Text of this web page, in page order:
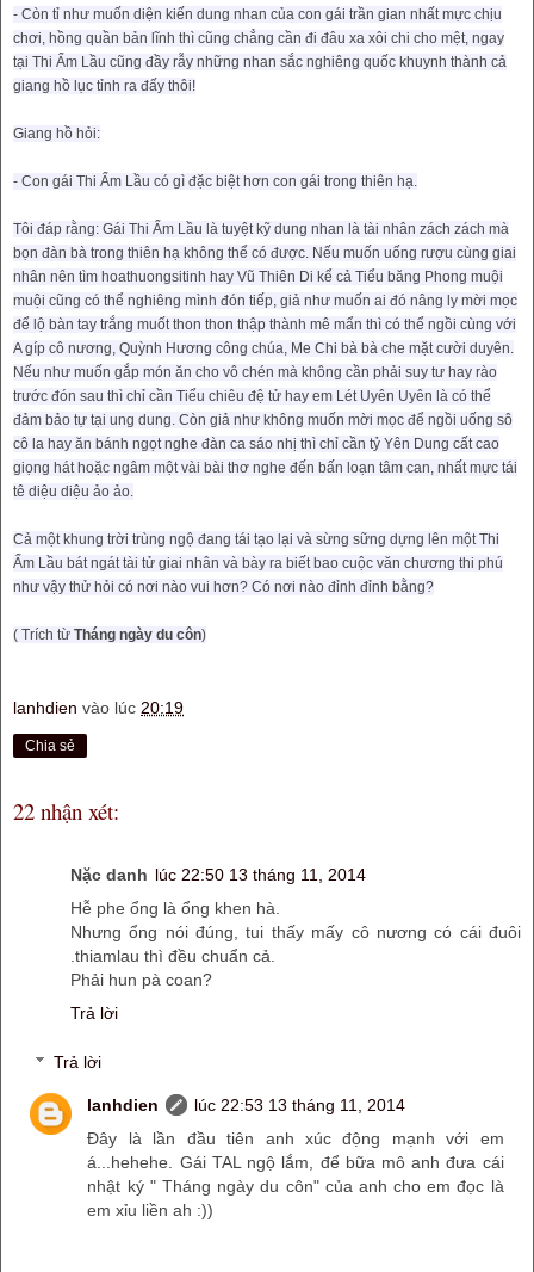
- Còn tỉ như muốn diện kiến dung nhan của con gái trần gian nhất mực chịu
chơi, hồng quần bản lĩnh thì cũng chẳng cần đi đâu xa xôi chi cho mệt, ngay
tại Thi Ẩm Lầu cũng đầy rẫy những nhan sắc nghiêng quốc khuynh thành cả
giang hồ lục tỉnh ra đấy thôi!
Giang hồ hỏi:
- Con gái Thi Ẩm Lầu có gì đặc biệt hơn con gái trong thiên hạ.
Tôi đáp rằng: Gái Thi Ẩm Lầu là tuyệt kỹ dung nhan là tài nhân zách zách mà
bọn đàn bà trong thiên hạ không thể có được. Nếu muốn uống rượu cùng giai
nhân nên tìm hoathuongsitinh hay Vũ Thiên Di kể cả Tiểu băng Phong muội
muội cũng có thể nghiêng mình đón tiếp, giả như muốn ai đó nâng ly mời mọc
để lộ bàn tay trắng muốt thon thon thập thành mê mẩn thì có thể ngồi cùng với
A gíp cô nương, Quỳnh Hương công chúa, Me Chi bà bà che mặt cười duyên.
Nếu như muốn gắp món ăn cho vô chén mà không cần phải suy tư hay rào
trước đón sau thì chỉ cần Tiểu chiêu đệ tử hay em Lét Uyên Uyên là có thể
đảm bảo tự tại ung dung. Còn giả như không muốn mời mọc để ngồi uống sô
cô la hay ăn bánh ngọt nghe đàn ca sáo nhị thì chỉ cần tỷ Yên Dung cất cao
giọng hát hoặc ngâm một vài bài thơ nghe đến bấn loạn tâm can, nhất mực tái
tê diệu diệu ảo ảo.
Cả một khung trời trùng ngộ đang tái tạo lại và sừng sững dựng lên một Thi
Ẩm Lầu bát ngát tài tử giai nhân và bày ra biết bao cuộc văn chương thi phú
như vậy thử hỏi có nơi nào vui hơn? Có nơi nào đỉnh đỉnh bằng?
( Trích từ Tháng ngày du côn)
lanhdien vào lúc 20:19
Chia sẻ
22 nhận xét:
Nặc danh lúc 22:50 13 tháng 11, 2014
Hễ phe ổng là ổng khen hà.
Nhưng ổng nói đúng, tui thấy mấy cô nương có cái đuôi
.thiamlau thì đều chuẩn cả.
Phải hun pà coan?
Trả lời
Trả lời
lanhdien
lúc 22:53 13 tháng 11, 2014
Đây là lần đầu tiên anh xúc động mạnh với em
á...hehehe. Gái TAL ngộ lắm, để bữa mô anh đưa cái
nhật ký " Tháng ngày du côn" của anh cho em đọc là
em xỉu liền ah :))